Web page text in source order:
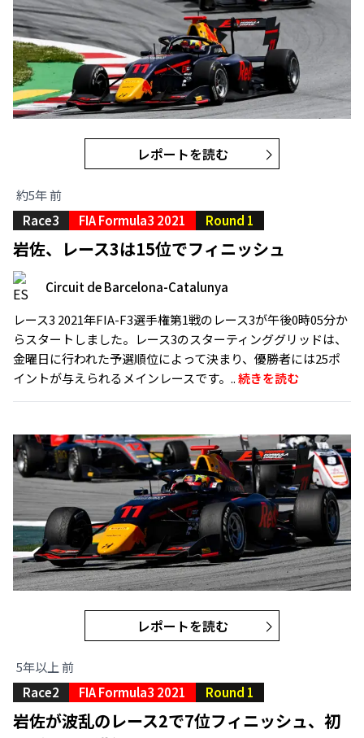
レポートを読む
約5年 前
Race3
FIA Formula3 2021 Round 1
岩佐、レース3は15位でフィニッシュ
Circuit de Barcelona-Catalunya
レース3 2021年FIA-F3選手権第1戦のレース3が午後0時05分か
らスタートしました。レース3のスターティンググリッドは、
金曜日に行われた予選順位によって決まり、優勝者には25ポ
イントが与えられるメインレースです。..続きを読む
レポートを読む
5年以上 前
Race2
FIA Formula3 2021 Round 1
岩佐が波乱のレース2で7位フィニッシュ、初